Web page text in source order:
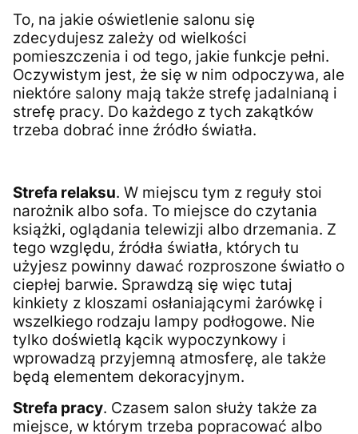
To, na jakie oświetlenie salonu się
zdecydujesz zależy od wielkości
pomieszczenia i od tego, jakie funkcje pełni.
Oczywistym jest, że się w nim odpoczywa, ale
niektóre salony mają także strefę jadalnianą i
strefę pracy. Do każdego z tych zakątków
trzeba dobrać inne źródło światła.
Strefa relaksu. W miejscu tym z reguły stoi
narożnik albo sofa. To miejsce do czytania
książki, oglądania telewizji albo drzemania. Z
tego względu, źródła światła, których tu
użyjesz powinny dawać rozproszone światło o
ciepłej barwie. Sprawdzą się więc tutaj
kinkiety z kloszami osłaniającymi żarówkę i
wszelkiego rodzaju lampy podłogowe. Nie
tylko doświetlą kącik wypoczynkowy i
wprowadzą przyjemną atmosferę, ale także
będą elementem dekoracyjnym.
Strefa pracy. Czasem salon służy także za
miejsce, w którym trzeba popracować albo